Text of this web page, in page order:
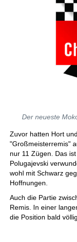
Der neueste
Zuvor hatten Hort
"Großmeisterremis"
nur 11 Zügen. Das
Polugajevski
wohl mit Schwarz
Hoffnungen.
Auch die Partie
Remis. In einer
die Position bald